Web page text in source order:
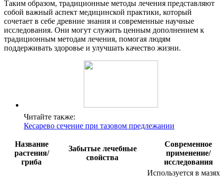
Таким образом, традиционные методы лечения представляют
собой важный аспект медицинской практики, который
сочетает в себе древние знания и современные научные
исследования. Они могут служить ценным дополнением к
традиционным методам лечения, помогая людям
поддерживать здоровье и улучшать качество жизни.
Читайте также:
Кесарево сечение при тазовом предлежании
Название
растения/
гриба
Забытые лечебные
свойства
Современное
применение/
исследования
Используется в мазях